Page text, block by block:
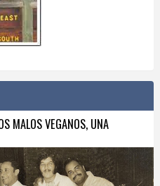
MALOS VEGANOS, UNA